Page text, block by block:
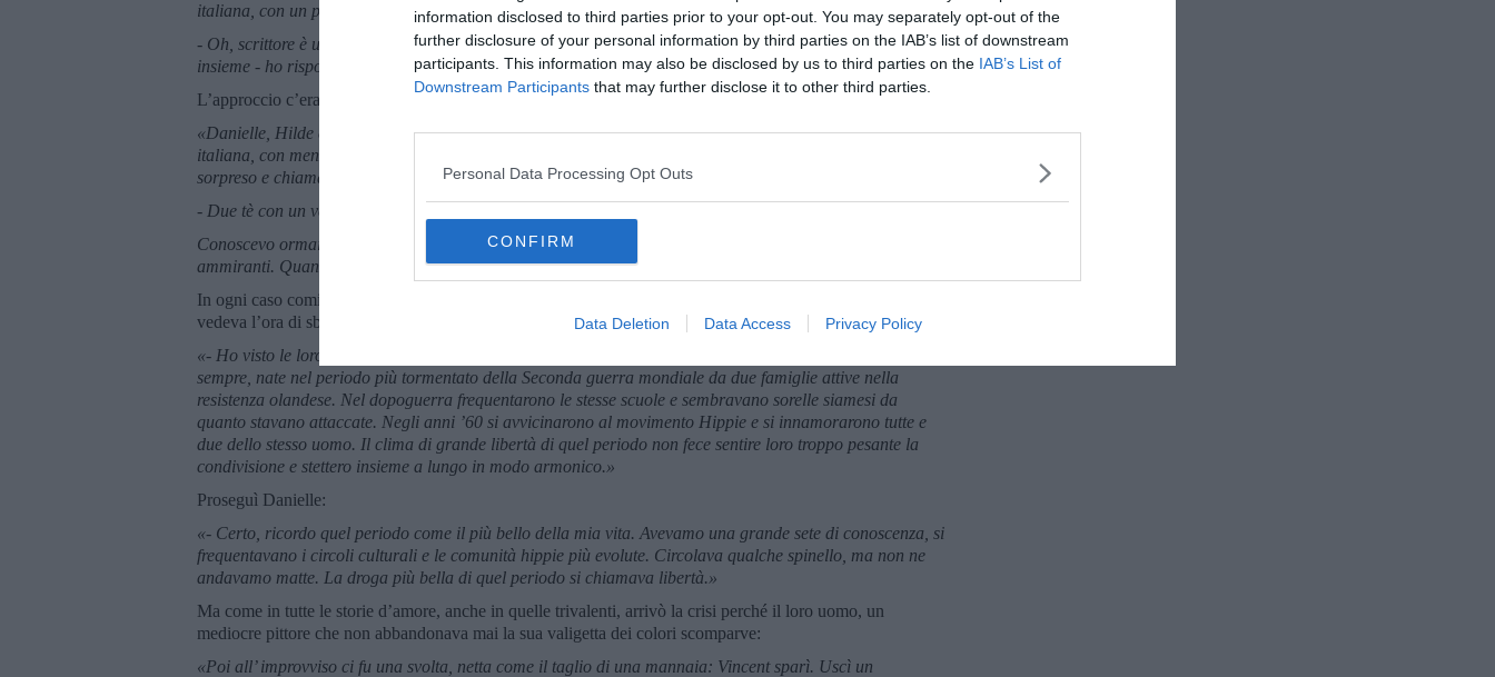
information disclosed to third parties prior to your opt-out. You may separately opt-out of the
further disclosure of your personal information by third parties on the IAB’s list of downstream
participants. This information may also be disclosed by us to third parties on the IAB’s List of
Downstream Participants that may further disclose it to other third parties.
Personal Data Processing Opt Outs
CONFIRM
Data Deletion Data Access Privacy Policy
italiana, con un po’ di civetteria, a chiedermi se fossi uno scrittore.
- Oh, scrittore è una connotazione eccessiva. Diciamo che mi diletto a cercare buone parole ed a metterle
insieme - ho risposto con una spudorata falsa modestia, da premio Pulitzer.»
L’approccio c’era stato, ora dovevo entrare nelle loro storie.
«Danielle, Hilde e Marta, i nomi delle ragazze. Le presentazioni furono fatte da quest’ultima, che da brava
italiana, con meno scrupoli, guidò decisa la pattuglia a piazzarsi proprio al mio tavolo. Fui piacevolmente
sorpreso e chiamai il gestore ordinando:
- Due tè con un velo di latte ed un caffè macchiato, senza schiuma.
Conoscevo ormai i loro gusti e lo dimostrai un po’ sfacciatamente, con successo, a giudicare dai loro volti
ammiranti. Quando il gestore tornò con il vassoio mi fece l’occhiolino. Ah, noi maschi italiani!»
In ogni caso cominciarono ad aprire le loro storie, sempre con l’ausilio della signora italiana che non
vedeva l’ora di sbottonarsi e, soprattutto, di sbottonarle:
«- Ho visto le loro fotografie di quando avevano venti anni – iniziò Marta – erano splendide. Amiche da
sempre, nate nel periodo più tormentato della Seconda guerra mondiale da due famiglie attive nella
resistenza olandese. Nel dopoguerra frequentarono le stesse scuole e sembravano sorelle siamesi da
quanto stavano attaccate. Negli anni ’60 si avvicinarono al movimento Hippie e si innamorarono tutte e
due dello stesso uomo. Il clima di grande libertà di quel periodo non fece sentire loro troppo pesante la
condivisione e stettero insieme a lungo in modo armonico.»
Proseguì Danielle:
«- Certo, ricordo quel periodo come il più bello della mia vita. Avevamo una grande sete di conoscenza, si
frequentavano i circoli culturali e le comunità hippie più evolute. Circolava qualche spinello, ma non ne
andavamo matte. La droga più bella di quel periodo si chiamava libertà.»
Ma come in tutte le storie d’amore, anche in quelle trivalenti, arrivò la crisi perché il loro uomo, un
mediocre pittore che non abbandonava mai la sua valigetta dei colori scomparve:
«Poi all’ improvviso ci fu una svolta, netta come il taglio di una mannaia: Vincent sparì. Uscì un